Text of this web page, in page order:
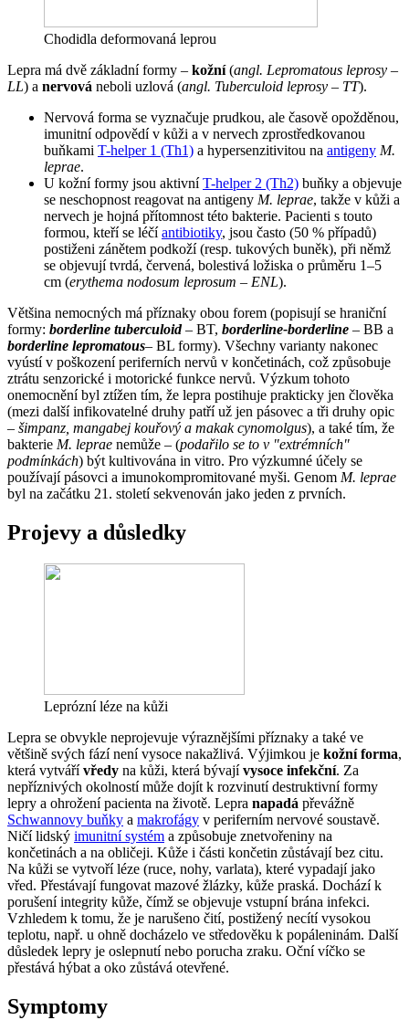
Chodidla deformovaná leprou
Lepra má dvě základní formy – kožní(angl. Lepromatous leprosy –
LL) a nervová neboli uzlová (angl. Tuberculoid leprosy – TT).
Nervová forma se vyznačuje prudkou, ale časově opožděnou,
imunitní odpovědí v kůži a v nervech zprostředkovanou
buňkami T-helper 1 (Th1) a hypersenzitivitou na antigeny M.
leprae.
U kožní formy jsou aktivníT-helper 2 (Th2) buňky a objevuje
se neschopnost reagovat na antigeny M. leprae, takže v kůži a
nervech je hojná přítomnost této bakterie. Pacienti s touto
formou, kteří se léčíantibiotiky, jsou často (50 % případů)
postiženi zánětem podkoží (resp. tukových buněk), při němž
se objevují tvrdá, červená, bolestivá ložiska o průměru 1–5
cm (erythema nodosum leprosum – ENL).
Většina nemocných má příznaky obou forem (popisují se hraniční
formy: borderline tuberculoid– BT, borderline-borderline – BB a
borderline lepromatous– BL formy). Všechny varianty nakonec
vyústí v poškození periferních nervů v končetinách, což způsobuje
ztrátu senzorické i motorické funkce nervů. Výzkum tohoto
onemocnění byl ztížen tím, že lepra postihuje prakticky jen člověka
(mezi další infikovatelné druhy patří už jen pásovec a tři druhy opic
– šimpanz, mangabej kouřový a makak cynomolgus), a také tím, že
bakterie M. leprae nemůže – (podařilo se to v "extrémních"
podmínkách) být kultivována in vitro. Pro výzkumné účely se
používají pásovci a imunokompromitované myši. Genom M. leprae
byl na začátku 21. století sekvenován jako jeden z prvních.
Projevy a důsledky
Leprózní léze na kůži
Lepra se obvykle neprojevuje výraznějšími příznaky a také ve
většině svých fází není vysoce nakažlivá. Výjimkou je kožní forma,
která vytvářívředy na kůži, která bývajívysoce infekční. Za
nepříznivých okolností může dojít k rozvinutí destruktivní formy
lepry a ohrožení pacienta na životě. Lepra napadá převážně
Schwannovy buňky a makrofágy v periferním nervové soustavě.
Ničí lidský imunitní systém a způsobuje znetvořeniny na
končetinách a na obličeji. Kůže i části končetin zůstávají bez citu.
Na kůži se vytvoří léze (ruce, nohy, varlata), které vypadají jako
vřed. Přestávají fungovat mazové žlázky, kůže praská. Dochází k
porušení integrity kůže, čímž se objevuje vstupní brána infekci.
Vzhledem k tomu, že je narušeno čití, postižený necítí vysokou
teplotu, např. u ohně docházelo ve středověku k popáleninám. Další
důsledek lepry je oslepnutí nebo porucha zraku. Oční víčko se
přestává hýbat a oko zůstává otevřené.
Symptomy